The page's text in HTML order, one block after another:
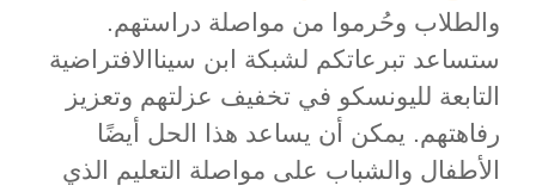
والطلاب وحُرموا من مواصلة دراستهم.
ستساعد تبرعاتكم لشبكة ابن سينا ​​الافتراضية
التابعة لليونسكو في تخفيف عزلتهم وتعزيز
رفاهتهم. يمكن أن يساعد هذا الحل أيضًا
الأطفال والشباب على مواصلة التعليم الذي